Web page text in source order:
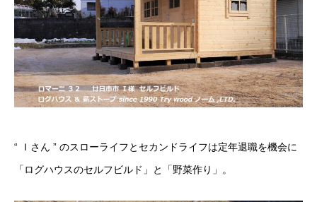
“ Ｉさん ” のスローライフとセカンドライフは定年退職を機会に
「ログハウスのセルフビルド」と「野菜作り」。